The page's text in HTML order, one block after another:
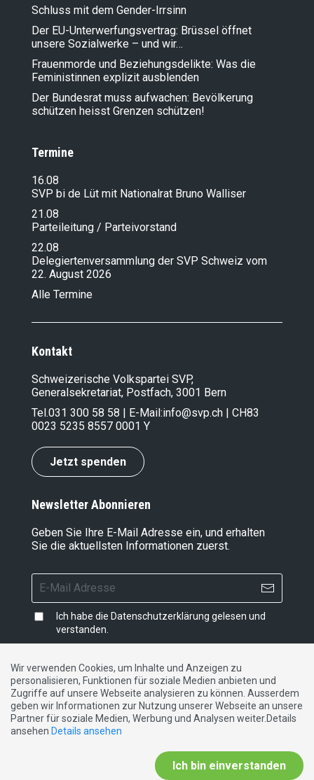
Schluss mit dem Gender-Irrsinn
Der EU-Unterwerfungsvertrag: Brüssel öffnet
unsere Sozialwerke – und wir…
Frauenmorde und Beziehungsdelikte: Was die
Feministinnen explizit ausblenden
Der Bundesrat muss aufwachen: Bevölkerung
schützen heisst Grenzen schützen!
Termine
16.08
SVP bi de Lüt mit Nationalrat Bruno Walliser
21.08
Parteileitung / Parteivorstand
22.08
Delegiertenversammlung der SVP Schweiz vom
22. August 2026
Alle Termine
Kontakt
Schweizerische Volkspartei SVP,
Generalsekretariat, Postfach, 3001 Bern
Tel.031 300 58 58 | E-Mail:info@svp.ch | CH83
0023 5235 8557 0001 Y
Jetzt spenden
Newsletter Abonnieren
Geben Sie Ihre E-Mail Adresse ein, und erhalten
Sie die aktuellsten Informationen zuerst.
Ich habe die Datenschutzerklärung gelesen und
verstanden.
Impressum |Datenschutzerklärung|Kontakt
DE FR IT
Wir verwenden Cookies, um Inhalte und Anzeigen zu
personalisieren, Funktionen für soziale Medien anbieten und
Zugriffe auf unsere Webseite analysieren zu können. Ausserdem
geben wir Informationen zur Nutzung unserer Webseite an unsere
Partner für soziale Medien, Werbung und Analysen weiter.Details
ansehen Details ansehen
Ich bin einverstanden